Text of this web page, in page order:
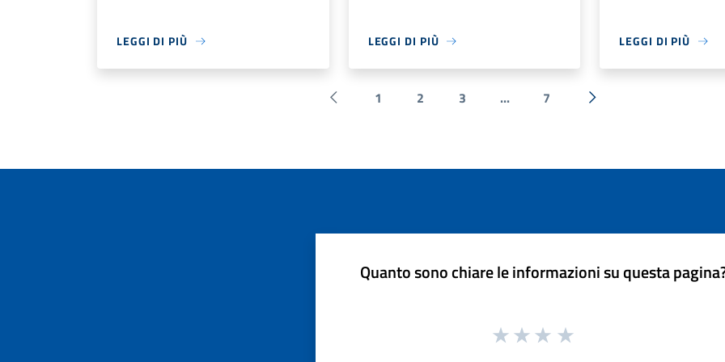
LEGGI DI PIÙ LEGGI DI PIÙ LEGGI DI PIÙ
Pagina precedente
1 2 3 ... 7
Successiva »
Quanto sono chiare le informazioni su questa